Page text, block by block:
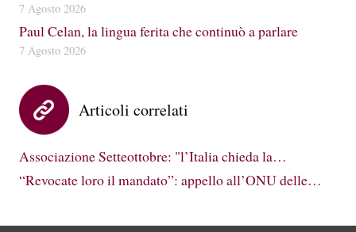
7 Agosto 2026
Paul Celan, la lingua ferita che continuò a parlare
7 Agosto 2026
Articoli correlati
Associazione Setteottobre: "l’Italia chieda la…
“Revocate loro il mandato”: appello all’ONU delle…